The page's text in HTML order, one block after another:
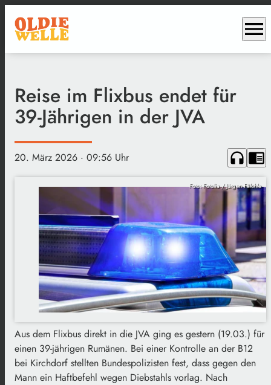
menu
Reise im Flixbus endet für
39-Jährigen in der JVA
20. März 2026 · 09:56 Uhr headphones chrome_reader_mode
Foto: Fotolia / Jürgen Fälchle
Aus dem Flixbus direkt in die JVA ging es gestern (19.03.) für
einen 39-jährigen Rumänen. Bei einer Kontrolle an der B12
bei Kirchdorf stellten Bundespolizisten fest, dass gegen den
Mann ein Haftbefehl wegen Diebstahls vorlag. Nach